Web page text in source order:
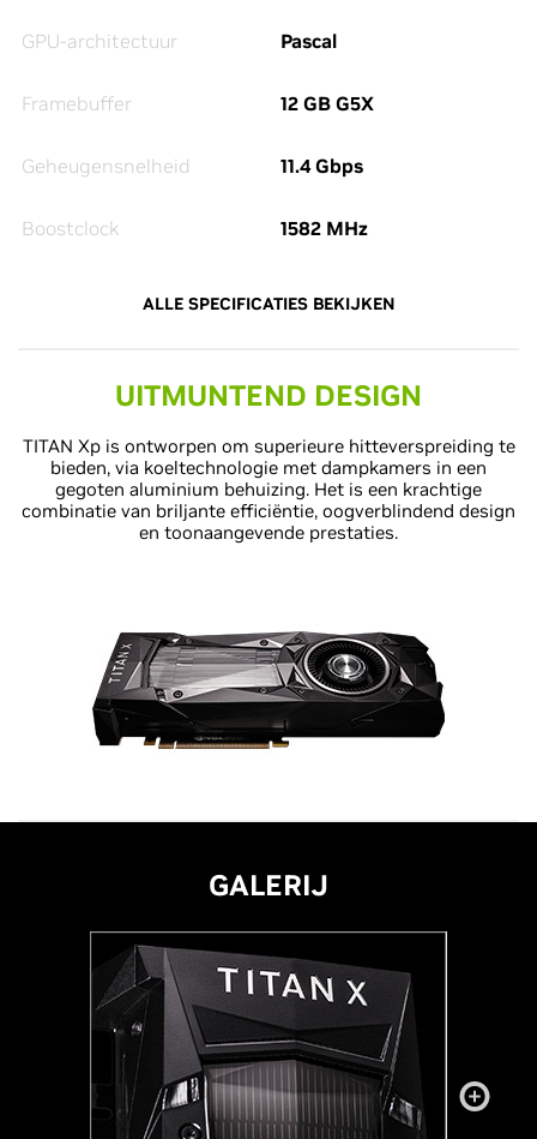
GPU-architectuur Pascal
Framebuffer 12 GB G5X
Geheugensnelheid 11.4 Gbps
Boostclock 1582 MHz
ALLE SPECIFICATIES BEKIJKEN
UITMUNTEND DESIGN
TITAN Xp is ontworpen om superieure hitteverspreiding te
bieden, via koeltechnologie met dampkamers in een
gegoten aluminium behuizing. Het is een krachtige
combinatie van briljante efficiëntie, oogverblindend design
en toonaangevende prestaties.
GALERIJ